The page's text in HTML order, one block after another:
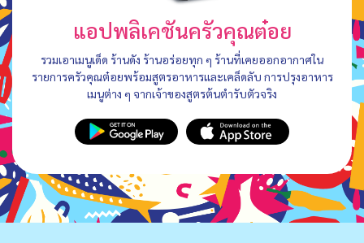
แอปพลิเคชันครัวคุณต๋อย
รวมเอาเมนูเด็ด ร้านดัง ร้านอร่อยทุก ๆ ร้านที่เคยออกอากาศใน
รายการครัวคุณต๋อยพร้อมสูตรอาหารและเคล็ดลับ การปรุงอาหาร
เมนูต่าง ๆ จากเจ้าของสูตรต้นตำรับตัวจริง